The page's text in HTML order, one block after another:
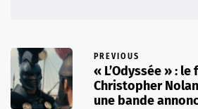
PREVIOUS
« L’Odyssée » :
Christopher
une bande